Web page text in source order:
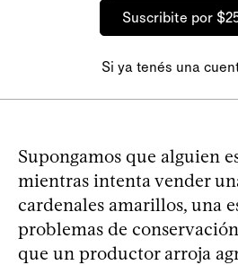
Suscribite por
Si ya tenés una
Supongamos que alguien
mientras intenta vender
cardenales amarillos, una
problemas de
que un productor arroja